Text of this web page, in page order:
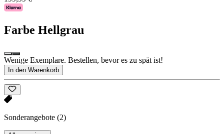
Farbe Hellgrau
Wenige Exemplare. Bestellen, bevor es zu spät ist!
In den Warenkorb
Sonderangebote (2)